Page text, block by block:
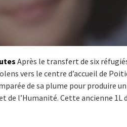
Après le transfert de six
vers le centre d’accueil de
de sa plume pour produire
de l’Humanité. Cette ancienne 1L